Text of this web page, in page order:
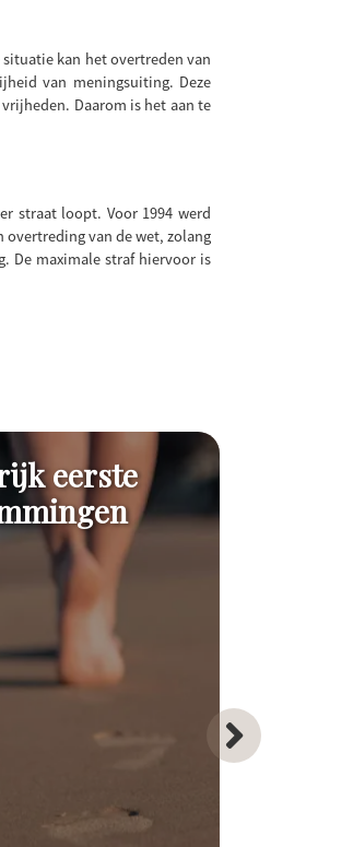
kan het overtreden van
van meningsuiting. Deze
Daarom is het aan te
straat loopt. Voor 1994 werd
overtreding van de wet, zolang
De maximale straf hiervoor is
eerste